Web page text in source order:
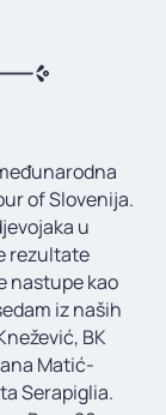
of Slovenija.
u
rezultate
nastupe kao
iz naših
BK
Matić-
Serapiglia.